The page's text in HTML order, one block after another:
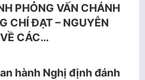
PHỎNG VẤN CHÁNH
CHÍ ĐẠT – NGUYỄN
CÁC…
hành Nghị định đánh